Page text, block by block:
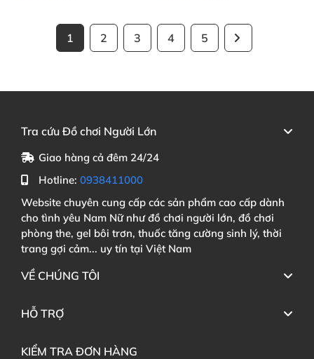
1 2 3 4 5
Tra cứu Đồ chơi Người Lớn
Giao hàng cả đêm 24/24
Hotline: 0938411000
Website chuyên cung cấp các sản phẩm cao cấp dành
cho tình yêu Nam Nữ như đồ chơi người lớn, đồ chơi
phòng the, gel bôi trơn, thuốc tăng cường sinh lý, thời
trang gợi cảm... uy tín tại Việt Nam
VỀ CHÚNG TÔI
HỖ TRỢ
KIỂM TRA ĐƠN HÀNG